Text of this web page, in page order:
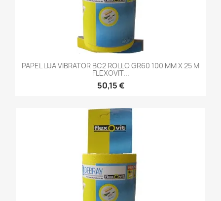
PAPEL LIJA VIBRATOR BC2 ROLLO GR60 100 MM X 25 M
FLEXOVIT...
50,15 €